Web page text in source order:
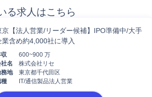
る求人はこちら
京【法人営業/リーダー候補】IPO準備中/大手
業含め約4,000社に導入
600~900 万
名
株式会社リセ
地
東京都千代田区
IT/通信製品法人営業